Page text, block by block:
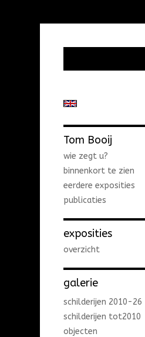
Tom Booij
wie zegt u?
binnenkort te zien
eerdere exposities
publicaties
exposities
overzicht
galerie
schilderijen 2010-26
schilderijen tot2010
objecten